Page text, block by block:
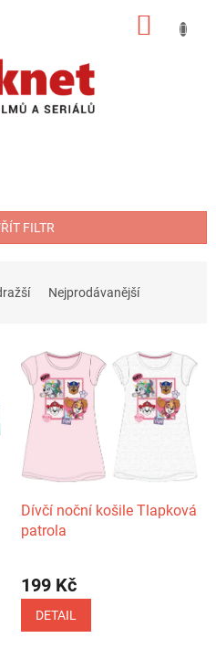
FILTR
Nejprodávanější
Dívčí noční košile Tlapková
patrola
199 Kč
DETAIL